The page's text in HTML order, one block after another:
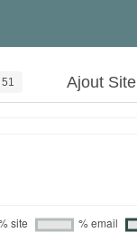
51 Ajout Site